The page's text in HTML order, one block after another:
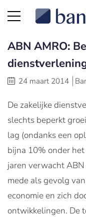
ABN AMRO:
24 maart 2014
De zakelijke
slechts beperkt
lag (ondanks een
bijna 10% onder
jaren verwacht
mede als gevolg
economie en zich
ontwikkelingen. De